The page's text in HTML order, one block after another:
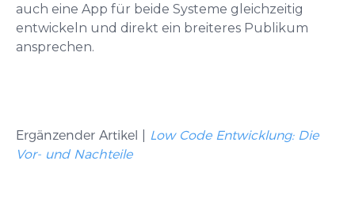
auch eine App für beide Systeme gleichzeitig
entwickeln und direkt ein breiteres Publikum
ansprechen.
Ergänzender Artikel
Low Code Entwicklung: Die
Vor- und Nachteile